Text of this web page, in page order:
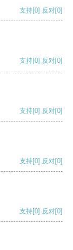
支持[0] 反对[0]
支持[0] 反对[0]
支持[0] 反对[0]
支持[0] 反对[0]
支持[0] 反对[0]